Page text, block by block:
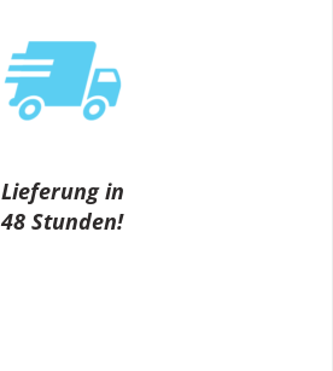
Lieferung in
48 Stunden!